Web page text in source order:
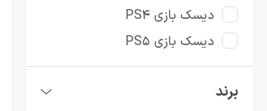
دیسک بازی PS4
دیسک بازی PS5
برند